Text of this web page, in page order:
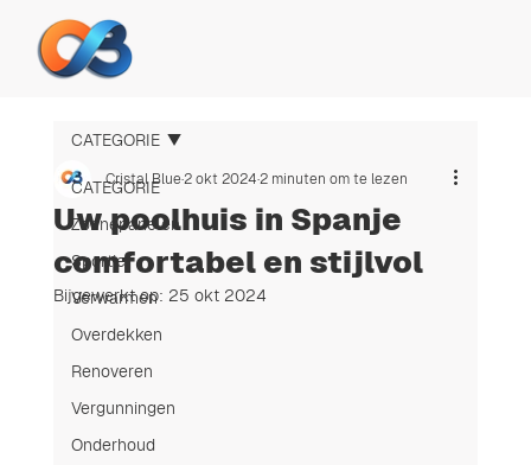
CATEGORIE
Zonnepanelen
Sportief
Verwarmen
Overdekken
Renoveren
Vergunningen
Onderhoud
CATEGORIE
Uw poolhuis in Spanje
comfortabel en stijlvol
Cristal Blue2 okt 20242 minuten om te lezen
Bijgewerkt op: 25 okt 2024